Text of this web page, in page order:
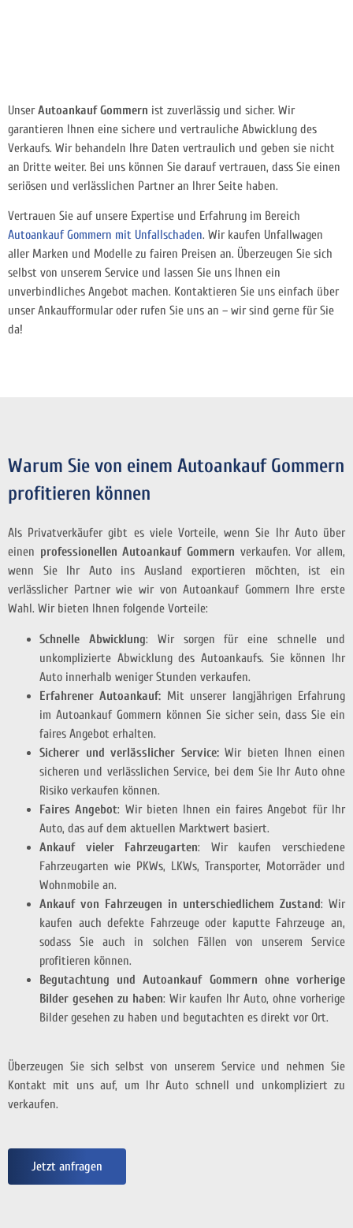
UnserAutoankauf Gommern ist zuverlässig und sicher. Wir
garantieren Ihnen eine sichere und vertrauliche Abwicklung des
Verkaufs. Wir behandeln Ihre Daten vertraulich und geben sie nicht
an Dritte weiter. Bei uns können Sie darauf vertrauen, dass Sie einen
seriösen und verlässlichen Partner an Ihrer Seite haben.
Vertrauen Sie auf unsere Expertise und Erfahrung im Bereich
Autoankauf Gommern mit Unfallschaden. Wir kaufen Unfallwagen
aller Marken und Modelle zu fairen Preisen an. Überzeugen Sie sich
selbst von unserem Service und lassen Sie uns Ihnen ein
unverbindliches Angebot machen. Kontaktieren Sie uns einfach über
unser Ankaufformular oder rufen Sie uns an – wir sind gerne für Sie
da!
Warum Sie von einem Autoankauf Gommern
profitieren können
Als Privatverkäufer gibt es viele Vorteile, wenn Sie Ihr Auto über
einen professionellen Autoankauf Gommern verkaufen. Vor allem,
wenn Sie Ihr Auto ins Ausland exportieren möchten, ist ein
verlässlicher Partner wie wir von Autoankauf Gommern Ihre erste
Wahl. Wir bieten Ihnen folgende Vorteile:
Schnelle Abwicklung: Wir sorgen für eine schnelle und
unkomplizierte Abwicklung des Autoankaufs. Sie können Ihr
Auto innerhalb weniger Stunden verkaufen.
Erfahrener Autoankauf: Mit unserer langjährigen Erfahrung
im Autoankauf Gommern können Sie sicher sein, dass Sie ein
faires Angebot erhalten.
Sicherer und verlässlicher Service:Wir bieten Ihnen einen
sicheren und verlässlichen Service, bei dem Sie Ihr Auto ohne
Risiko verkaufen können.
Faires Angebot: Wir bieten Ihnen ein faires Angebot für Ihr
Auto, das auf dem aktuellen Marktwert basiert.
Ankauf vieler Fahrzeugarten: Wir kaufen verschiedene
Fahrzeugarten wie PKWs, LKWs, Transporter, Motorräder und
Wohnmobile an.
Ankauf von Fahrzeugen in unterschiedlichem Zustand: Wir
kaufen auch defekte Fahrzeuge oder kaputte Fahrzeuge an,
sodass Sie auch in solchen Fällen von unserem Service
profitieren können.
Begutachtung und Autoankauf Gommern ohne vorherige
Bilder gesehen zu haben: Wir kaufen Ihr Auto, ohne vorherige
Bilder gesehen zu haben und begutachten es direkt vor Ort.
Überzeugen Sie sich selbst von unserem Service und nehmen Sie
Kontakt mit uns auf, um Ihr Auto schnell und unkompliziert zu
verkaufen.
Jetzt anfragen